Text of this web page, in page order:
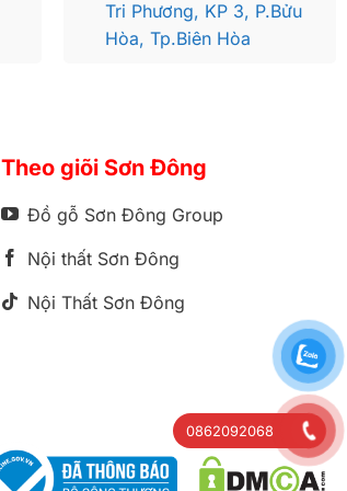
Tri Phương, KP 3, P.Bửu
Hòa, Tp.Biên Hòa
Theo giõi Sơn Đông
Đồ gỗ Sơn Đông Group
Nội thất Sơn Đông
Nội Thất Sơn Đông
0862092068